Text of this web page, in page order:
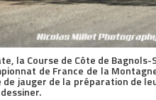
la Course de Côte de
de France de la
jauger de la préparation de